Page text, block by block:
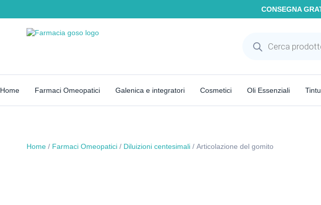
CONSEGNA
Home Farmaci Omeopatici Galenica e integratori Cosmetici Oli Essenziali
Home / Farmaci Omeopatici / Diluizioni centesimali / Articolazione del gomito